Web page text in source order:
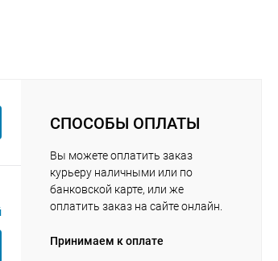
СПОСОБЫ ОПЛАТЫ
Вы можете оплатить заказ
курьеру наличными или по
банковской карте, или же
оплатить заказ на сайте онлайн.
Принимаем к оплате
2 недели